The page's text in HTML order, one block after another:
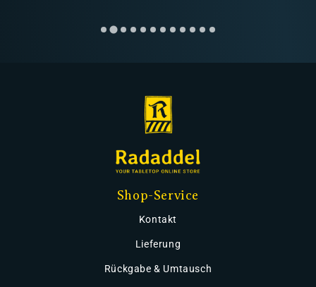
Shop-Service
Kontakt
Lieferung
Rückgabe & Umtausch